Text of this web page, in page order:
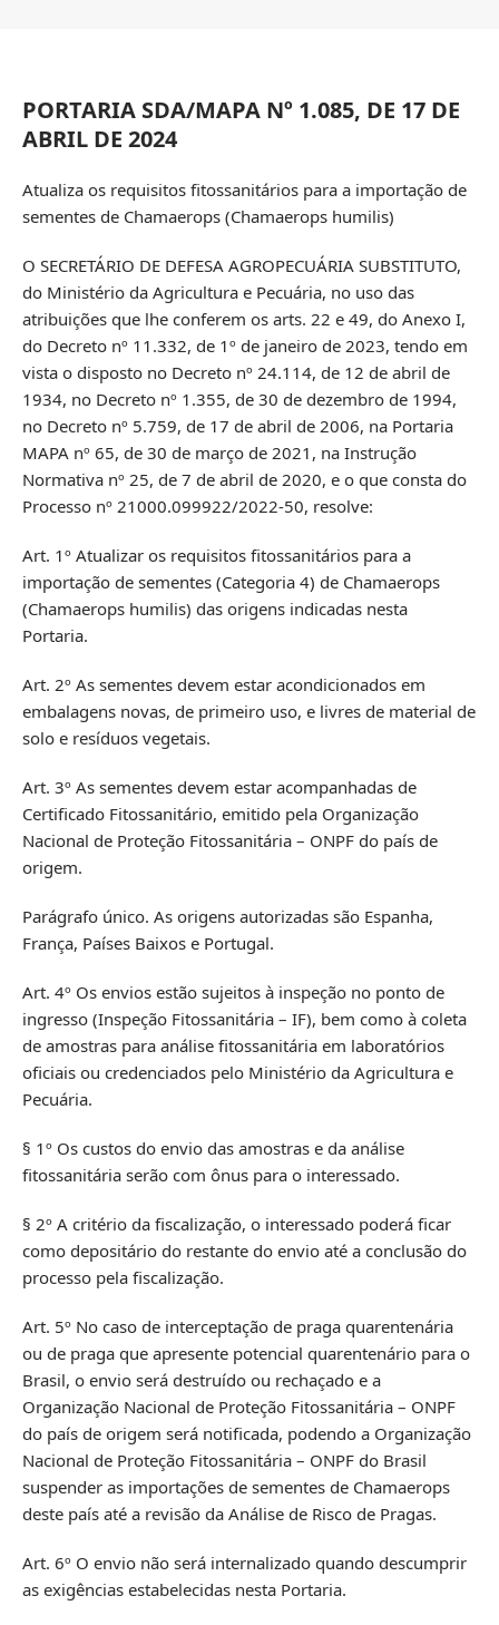
PORTARIA SDA/MAPA Nº 1.085, DE 17 DE
ABRIL DE 2024
Atualiza os requisitos fitossanitários para a importação de
sementes de Chamaerops (Chamaerops humilis)
O SECRETÁRIO DE DEFESA AGROPECUÁRIA SUBSTITUTO,
do Ministério da Agricultura e Pecuária, no uso das
atribuições que lhe conferem os arts. 22 e 49, do Anexo I,
do Decreto nº 11.332, de 1º de janeiro de 2023, tendo em
vista o disposto no Decreto nº 24.114, de 12 de abril de
1934, no Decreto nº 1.355, de 30 de dezembro de 1994,
no Decreto nº 5.759, de 17 de abril de 2006, na Portaria
MAPA nº 65, de 30 de março de 2021, na Instrução
Normativa nº 25, de 7 de abril de 2020, e o que consta do
Processo nº 21000.099922/2022-50, resolve:
Art. 1º Atualizar os requisitos fitossanitários para a
importação de sementes (Categoria 4) de Chamaerops
(Chamaerops humilis) das origens indicadas nesta
Portaria.
Art. 2º As sementes devem estar acondicionados em
embalagens novas, de primeiro uso, e livres de material de
solo e resíduos vegetais.
Art. 3º As sementes devem estar acompanhadas de
Certificado Fitossanitário, emitido pela Organização
Nacional de Proteção Fitossanitária – ONPF do país de
origem.
Parágrafo único. As origens autorizadas são Espanha,
França, Países Baixos e Portugal.
Art. 4º Os envios estão sujeitos à inspeção no ponto de
ingresso (Inspeção Fitossanitária – IF), bem como à coleta
de amostras para análise fitossanitária em laboratórios
oficiais ou credenciados pelo Ministério da Agricultura e
Pecuária.
§ 1º Os custos do envio das amostras e da análise
fitossanitária serão com ônus para o interessado.
§ 2º A critério da fiscalização, o interessado poderá ficar
como depositário do restante do envio até a conclusão do
processo pela fiscalização.
Art. 5º No caso de interceptação de praga quarentenária
ou de praga que apresente potencial quarentenário para o
Brasil, o envio será destruído ou rechaçado e a
Organização Nacional de Proteção Fitossanitária – ONPF
do país de origem será notificada, podendo a Organização
Nacional de Proteção Fitossanitária – ONPF do Brasil
suspender as importações de sementes de Chamaerops
deste país até a revisão da Análise de Risco de Pragas.
Art. 6º O envio não será internalizado quando descumprir
as exigências estabelecidas nesta Portaria.